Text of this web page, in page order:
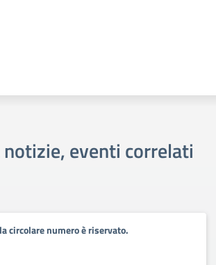
eventi correlati
circolare numero è riservato.